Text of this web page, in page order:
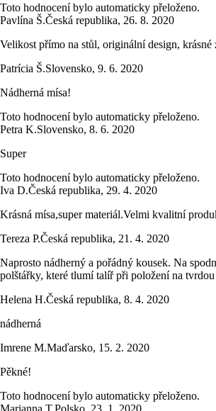
Toto hodnocení bylo automaticky přeloženo.
Pavlína Š.Česká republika, 26. 8. 2020
Velikost přímo na stůl, originální design, krásné
Patrícia Š.Slovensko, 9. 6. 2020
Nádherná mísa!
Toto hodnocení bylo automaticky přeloženo.
Petra K.Slovensko, 8. 6. 2020
Super
Toto hodnocení bylo automaticky přeloženo.
Iva D.Česká republika, 29. 4. 2020
Krásná mísa,super materiál.Velmi kvalitní
Tereza P.Česká republika, 21. 4. 2020
Naprosto nádherný a pořádný kousek. Na
polštářky, které tlumí talíř při položení na
Helena H.Česká republika, 8. 4. 2020
nádherná
Imrene M.Maďarsko, 15. 2. 2020
Pěkné!
Toto hodnocení bylo automaticky přeloženo.
Marianna T.Polsko, 23. 1. 2020